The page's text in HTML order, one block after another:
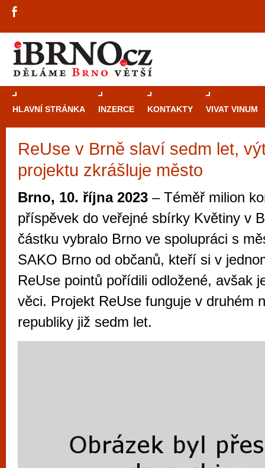
HLAVNÍ STRÁNKA INZERCE KONTAKTY VIVAT VINUM
ReUse v Brně slaví sedm let,
projektu zkrášluje město
Brno, 10. října 2023 – Téměř milion
příspěvek do veřejné sbírky Květiny v
částku vybralo Brno ve spolupráci s
SAKO Brno od občanů, kteří si v
ReUse pointů pořídili odložené, avšak
věci. Projekt ReUse funguje v druhém
republiky již sedm let.
Průvodce
Brně: Od
Brno je
zajímavé
restaurace,
Mimo jiné je ale také místem, kde si
vyzkoušet různé kasinové hry. V
metropoli naleznete širokou nabídku her
po moderní automaty jak pro pravidelné
příležitostné hráče. V...